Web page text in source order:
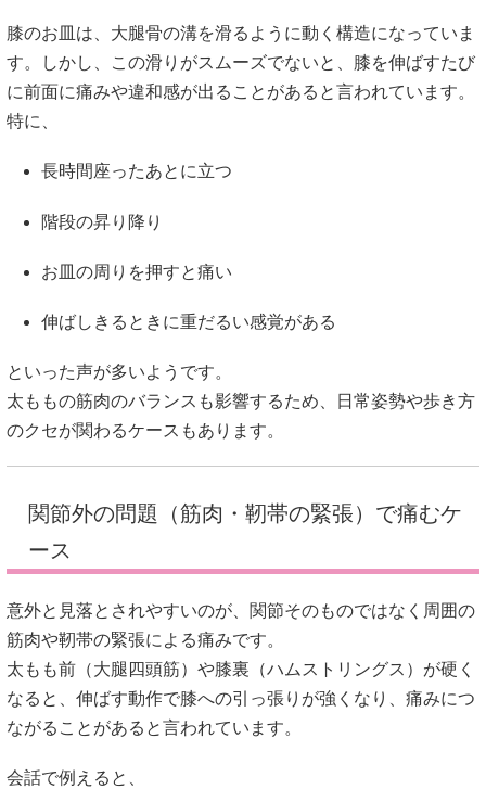
膝のお皿は、大腿骨の溝を滑るように動く構造になっていま
す。しかし、この滑りがスムーズでないと、膝を伸ばすたび
に前面に痛みや違和感が出ることがあると言われています。
特に、
長時間座ったあとに立つ
階段の昇り降り
お皿の周りを押すと痛い
伸ばしきるときに重だるい感覚がある
といった声が多いようです。
太ももの筋肉のバランスも影響するため、日常姿勢や歩き方
のクセが関わるケースもあります。
関節外の問題（筋肉・靭帯の緊張）で痛むケ
ース
意外と見落とされやすいのが、関節そのものではなく周囲の
筋肉や靭帯の緊張による痛みです。
太もも前（大腿四頭筋）や膝裏（ハムストリングス）が硬く
なると、伸ばす動作で膝への引っ張りが強くなり、痛みにつ
ながることがあると言われています。
会話で例えると、